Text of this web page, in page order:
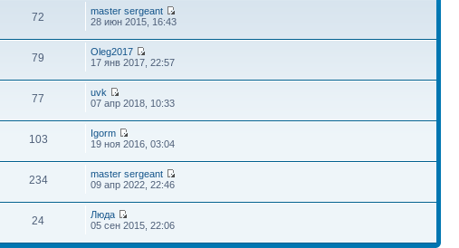
72
master sergeant
28 июн 2015, 16:43
79
Oleg2017
17 янв 2017, 22:57
77
uvk
07 апр 2018, 10:33
103
Igorm
19 ноя 2016, 03:04
234
master sergeant
09 апр 2022, 22:46
24
Люда
05 сен 2015, 22:06